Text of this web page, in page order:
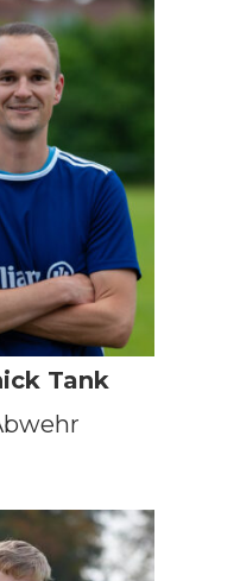
Tank